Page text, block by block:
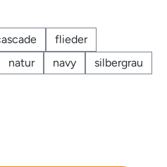
flieder
natur navy
silbergrau